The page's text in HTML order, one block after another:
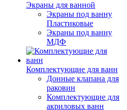
Экраны для ванной
Экраны под ванну
Пластиковые
Экраны под ванну
МДФ
Комплектующие для ванн
Донные клапана для
раковин
Комплектующие для
акриловых ванн